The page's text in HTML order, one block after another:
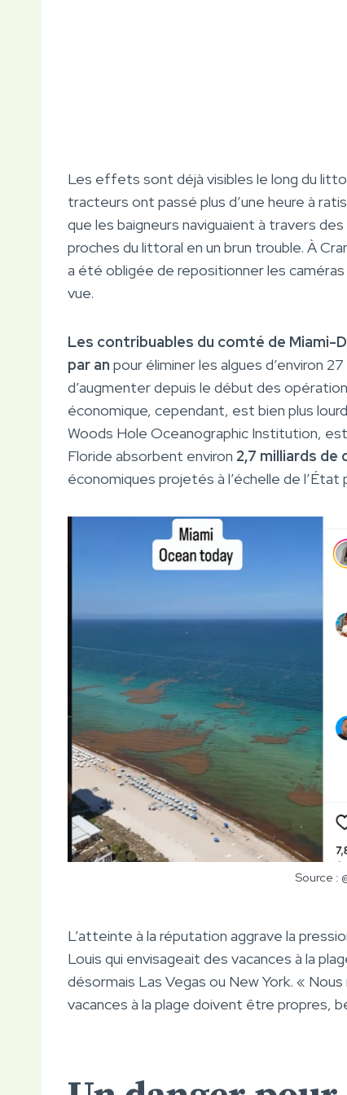
Les effets sont déjà visibles le long du
tracteurs ont passé plus d’une heure à
que les baigneurs naviguaient à travers
proches du littoral en un brun trouble. À
a été obligée de repositionner les
vue.
Les contribuables du comté de Miami-
par an pour éliminer les algues d’environ
d’augmenter depuis le début des
économique, cependant, est bien plus
Woods Hole Oceanographic Institution,
Floride absorbent environ 2,7 milliards de
économiques projetés à l’échelle de
Source :
L’atteinte à la réputation aggrave la
Louis qui envisageait des vacances à la
désormais Las Vegas ou New York. «
vacances à la plage doivent être propres,